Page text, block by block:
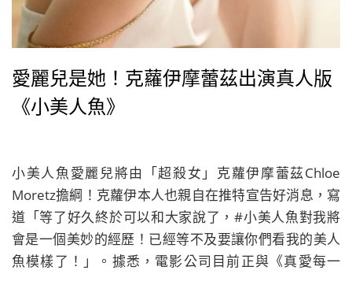
愛麗兒是她！克蘿伊摩蕾茲出演真人版
《小美人魚》
小美人魚愛麗兒將由「超殺女」克蘿伊摩蕾茲Chloe
Moretz擔綱！克蘿伊本人也親自在推特宣告好消息，寫
道「等了好久終於可以和大家說了，#小美人魚對我將
會是一個美妙的經歷！已經等不及要讓你們看我的美人
魚模樣了！」。據悉，電影公司目前正與《真愛每一